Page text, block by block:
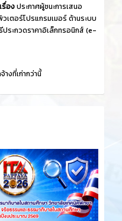
รื่องประกาศผู้ชนะการเสนอ
เตอร์โปรแกรมเมอร์ ด้านระบบ
ระกวดราคาอิเล็กทรอนิกส์ (e-
งที่เก่ากว่านี้